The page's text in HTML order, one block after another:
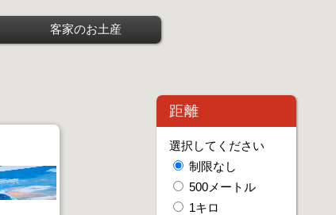
客家のお土産
距離
選択してください
制限なし
500メートル
1キロ